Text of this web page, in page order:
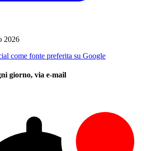
2026
come fonte preferita su Google
giorno, via e-mail